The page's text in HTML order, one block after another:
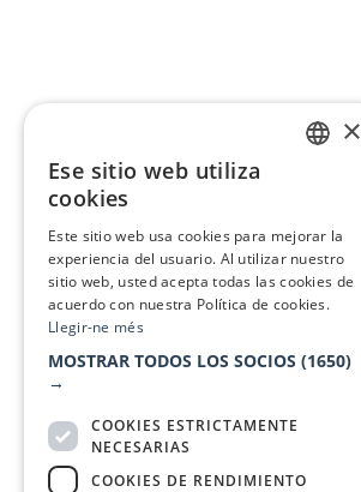
×
Ese sitio web utiliza
cookies
Este sitio web usa cookies para mejorar la
experiencia del usuario. Al utilizar nuestro
sitio web, usted acepta todas las cookies de
acuerdo con nuestra Política de cookies.
Llegir-ne més
MOSTRAR TODOS LOS SOCIOS (1650)
→
COOKIES ESTRICTAMENTE
NECESARIAS
COOKIES DE RENDIMIENTO